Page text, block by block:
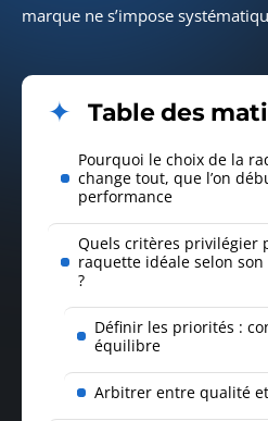
marque ne s’impose
Table des
Pourquoi le choix de la
change tout, que l’on
performance
Quels critères privilégier
raquette idéale selon
?
Définir les priorités :
équilibre
Arbitrer entre qualité